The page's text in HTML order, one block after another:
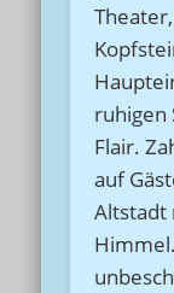
ruhigen
Flair.
auf
Altstadt